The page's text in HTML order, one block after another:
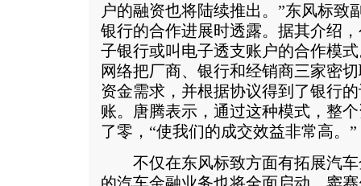
户的融资也将陆续推出。”东风标致
银行的合作进展时透露。据其介绍
子银行或叫电子透支账户的合作模
网络把厂商、银行和经销商三家密
资金需求，并根据协议得到了银行
账。唐腾表示，通过这种模式，整
了零，“使我们的成交效益非常高。”
不仅在东风标致方面有拓展汽车